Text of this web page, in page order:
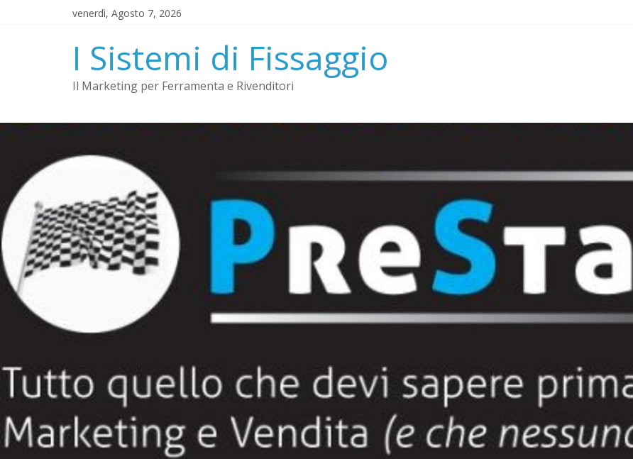
venerdì, Agosto 7, 2026
I Sistemi di Fissaggio
Il Marketing per Ferramenta e Rivenditori